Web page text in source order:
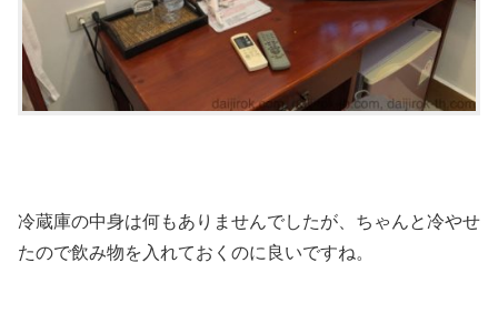
冷蔵庫の中身は何もありませんでしたが、ちゃんと冷やせ
たので飲み物を入れておくのに良いですね。